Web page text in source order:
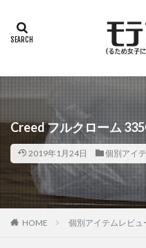
Creed フルクローム
2019年1月24日 個別アイ
HOME 個別アイテムレビュ